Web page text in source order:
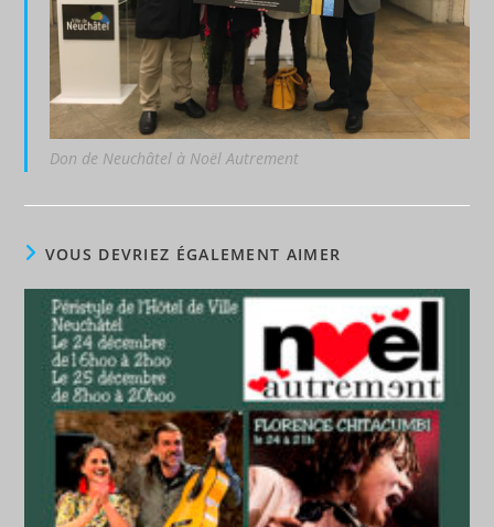
Don de Neuchâtel à Noël Autrement
VOUS DEVRIEZ ÉGALEMENT AIMER